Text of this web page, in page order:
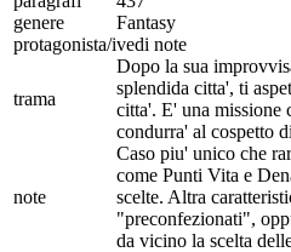
genere
Fantasy
protagonista/ivedi note
trama
Dopo la sua
splendida citta', ti
citta'. E' una missione
condurra' al cospetto
note
Caso piu' unico che
come Punti Vita e
scelte. Altra
"preconfezionati",
da vicino la scelta